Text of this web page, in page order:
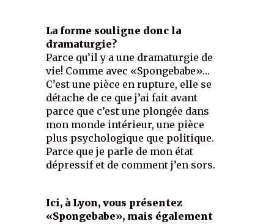
La forme souligne donc la
dramaturgie?
Parce qu’il y a une dramaturgie de
vie! Comme avec «Spongebabe»…
C’est une pièce en rupture, elle se
détache de ce que j’ai fait avant
parce que c’est une plongée dans
mon monde intérieur, une pièce
plus psychologique que politique.
Parce que je parle de mon état
dépressif et de comment j’en sors.
Ici, à Lyon, vous présentez
«Spongebabe», mais également